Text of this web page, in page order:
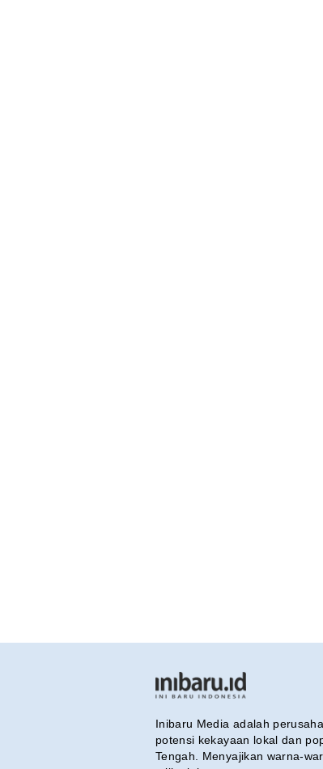
Inibaru Media adalah
potensi kekayaan lokal dan
Tengah. Menyajikan warna-